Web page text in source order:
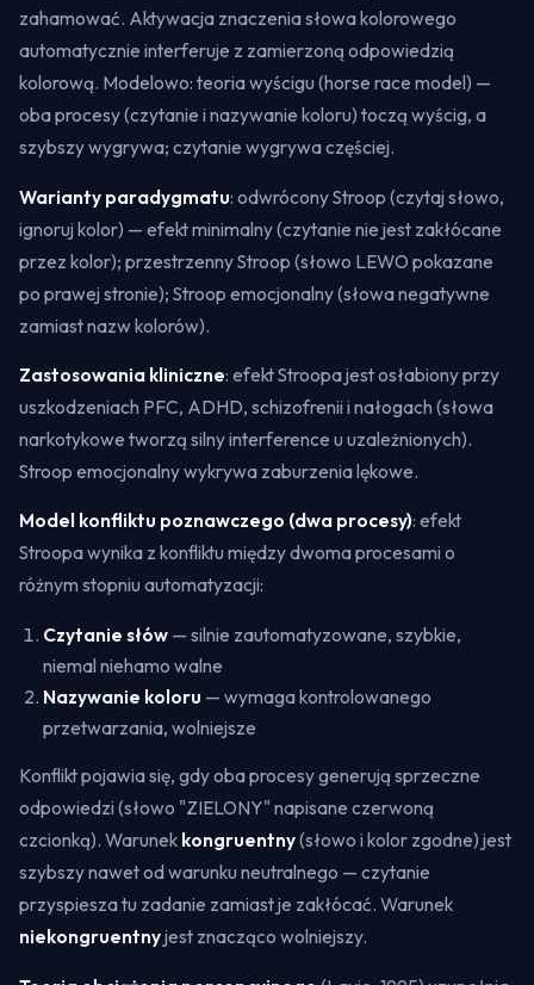
zahamować. Aktywacja znaczenia słowa kolorowego
automatycznie interferuje z zamierzoną odpowiedzią
kolorową. Modelowo: teoria wyścigu (horse race model) —
oba procesy (czytanie i nazywanie koloru) toczą wyścig, a
szybszy wygrywa; czytanie wygrywa częściej.
Warianty paradygmatu: odwrócony Stroop (czytaj słowo,
ignoruj kolor) — efekt minimalny (czytanie nie jest zakłócane
przez kolor); przestrzenny Stroop (słowo LEWO pokazane
po prawej stronie); Stroop emocjonalny (słowa negatywne
zamiast nazw kolorów).
Zastosowania kliniczne: efekt Stroopa jest osłabiony przy
uszkodzeniach PFC, ADHD, schizofrenii i nałogach (słowa
narkotykowe tworzą silny interference u uzależnionych).
Stroop emocjonalny wykrywa zaburzenia lękowe.
Model konfliktu poznawczego (dwa procesy): efekt
Stroopa wynika z konfliktu między dwoma procesami o
różnym stopniu automatyzacji:
Czytanie słów — silnie zautomatyzowane, szybkie,
niemal niehamo walne
Nazywanie koloru — wymaga kontrolowanego
przetwarzania, wolniejsze
Konflikt pojawia się, gdy oba procesy generują sprzeczne
odpowiedzi (słowo "ZIELONY" napisane czerwoną
czcionką). Warunek kongruentny(słowo i kolor zgodne) jest
szybszy nawet od warunku neutralnego — czytanie
przyspiesza tu zadanie zamiast je zakłócać. Warunek
niekongruentnyjest znacząco wolniejszy.